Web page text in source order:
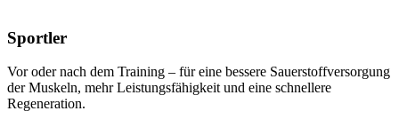
Sportler
Vor oder nach dem Training – für eine bessere Sauerstoffversorgung
der Muskeln, mehr Leistungsfähigkeit und eine schnellere
Regeneration.